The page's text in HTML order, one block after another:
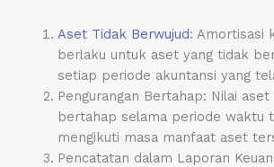
Aset Tidak Berwujud: Amortisasi
berlaku untuk aset yang tidak
setiap periode akuntansi yang
Pengurangan Bertahap: Nilai
bertahap selama periode waktu
mengikuti masa manfaat aset
Pencatatan dalam Laporan